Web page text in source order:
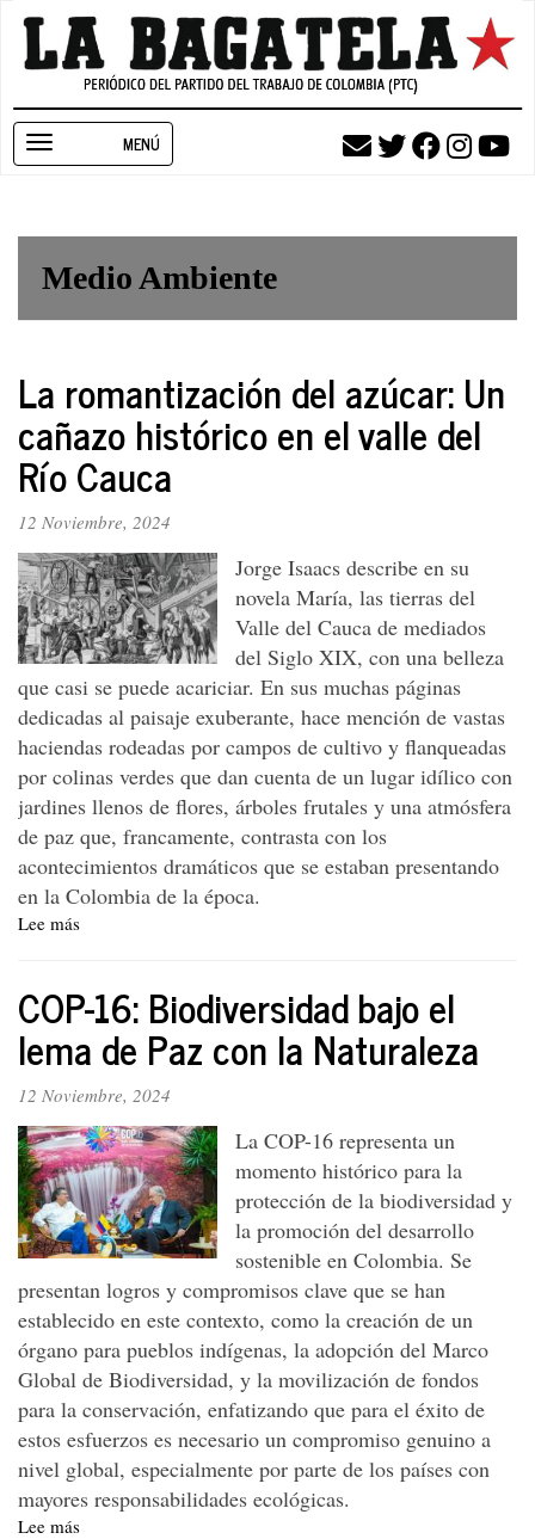
Pasar
contenido
navigation
Medio Ambiente
La romantización del azúcar: Un
cañazo histórico en el valle del
Río Cauca
12 Noviembre, 2024
Jorge Isaacs describe en su
novela María, las tierras del
Valle del Cauca de mediados
del Siglo XIX, con una belleza
que casi se puede acariciar. En sus muchas páginas
dedicadas al paisaje exuberante, hace mención de vastas
haciendas rodeadas por campos de cultivo y flanqueadas
por colinas verdes que dan cuenta de un lugar idílico con
jardines llenos de flores, árboles frutales y una atmósfera
de paz que, francamente, contrasta con los
acontecimientos dramáticos que se estaban presentando
en la Colombia de la época.
Lee más
del
azúcar:
Un
cañazo
histórico
en
el
valle
del
Río
Cauca
COP-16: Biodiversidad bajo el
lema de Paz con la Naturaleza
12 Noviembre, 2024
La COP-16 representa un
momento histórico para la
protección de la biodiversidad y
la promoción del desarrollo
sostenible en Colombia. Se
presentan logros y compromisos clave que se han
establecido en este contexto, como la creación de un
órgano para pueblos indígenas, la adopción del Marco
Global de Biodiversidad, y la movilización de fondos
para la conservación, enfatizando que para el éxito de
estos esfuerzos es necesario un compromiso genuino a
nivel global, especialmente por parte de los países con
mayores responsabilidades ecológicas.
Lee más